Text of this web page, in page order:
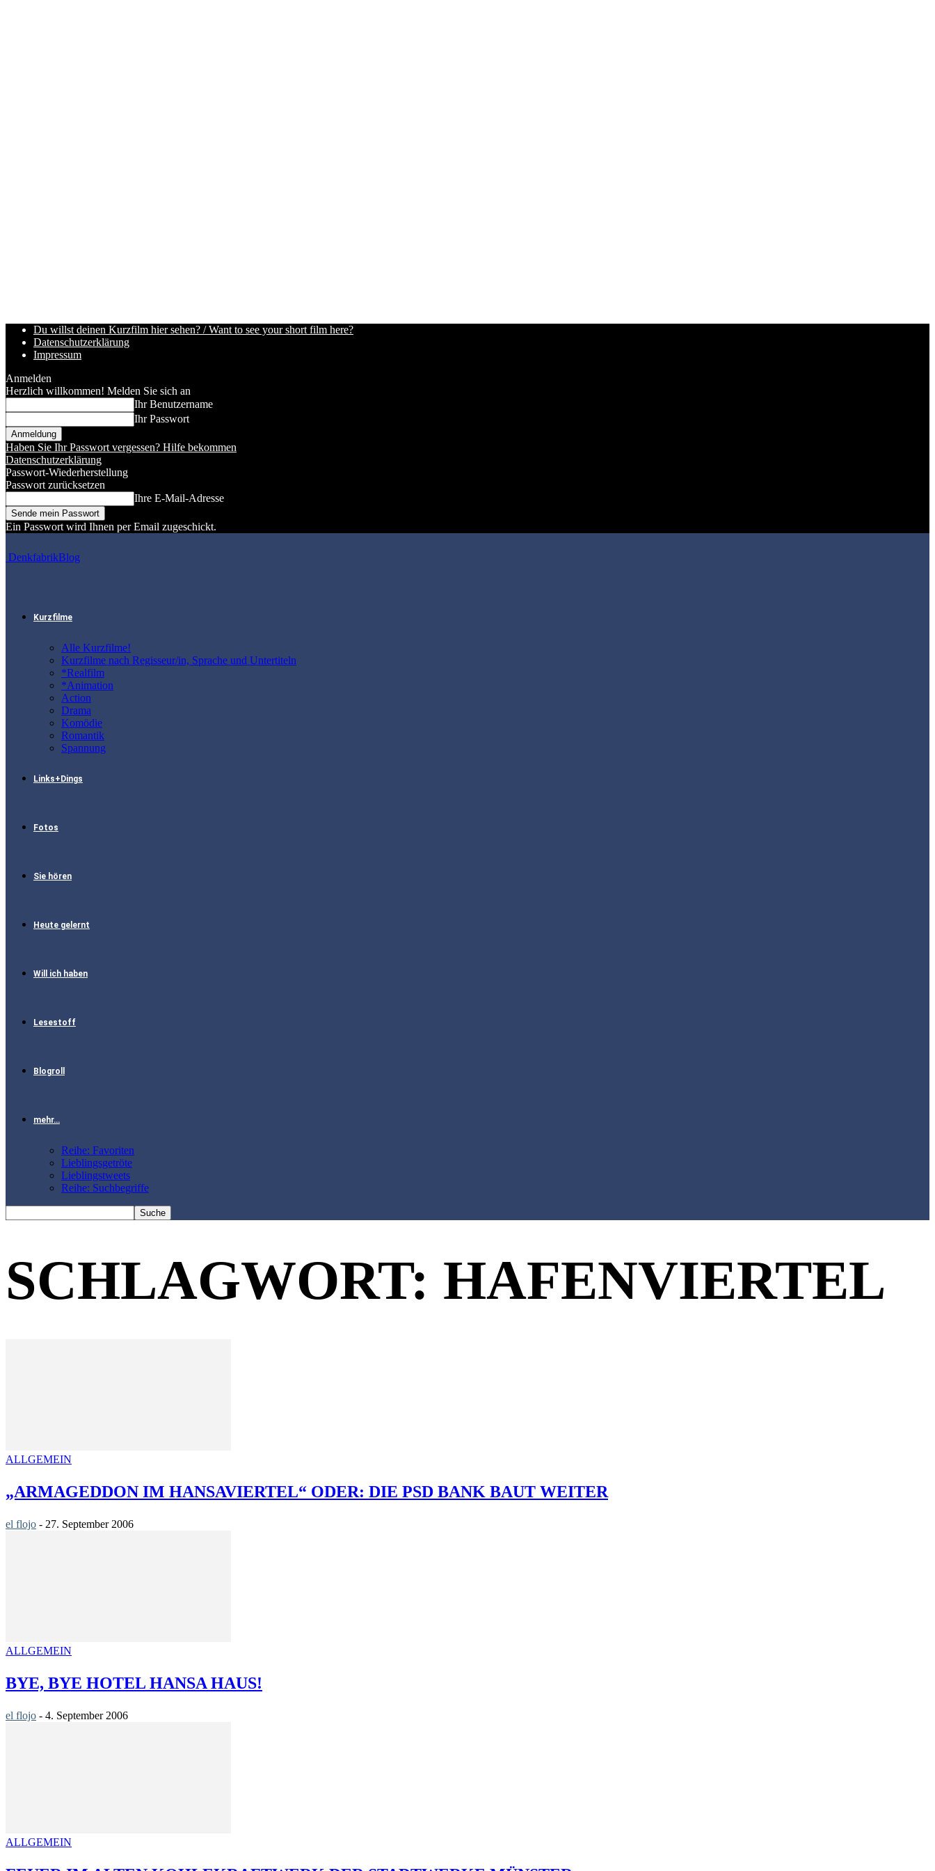
Du willst deinen Kurzfilm hier sehen? / Want to see your short film here?
Datenschutzerklärung
Impressum
Anmelden
Herzlich willkommen! Melden Sie sich an
Ihr Benutzername
Ihr Passwort
Haben Sie Ihr Passwort vergessen? Hilfe bekommen
Datenschutzerklärung
Passwort-Wiederherstellung
Passwort zurücksetzen
Ihre E-Mail-Adresse
Ein Passwort wird Ihnen per Email zugeschickt.
DenkfabrikBlog
Kurzfilme
Alle Kurzfilme!
Kurzfilme nach Regisseur/in, Sprache und Untertiteln
*Realfilm
*Animation
Action
Drama
Komödie
Romantik
Spannung
Links+Dings
Fotos
Sie hören
Heute gelernt
Will ich haben
Lesestoff
Blogroll
mehr…
Reihe: Favoriten
Lieblingsgetröte
Lieblingstweets
Reihe: Suchbegriffe
SCHLAGWORT: HAFENVIERTEL
ALLGEMEIN
„ARMAGEDDON IM HANSAVIERTEL“ ODER: DIE PSD BANK BAUT WEITER
el flojo - 27. September 2006
ALLGEMEIN
BYE, BYE HOTEL HANSA HAUS!
el flojo - 4. September 2006
ALLGEMEIN